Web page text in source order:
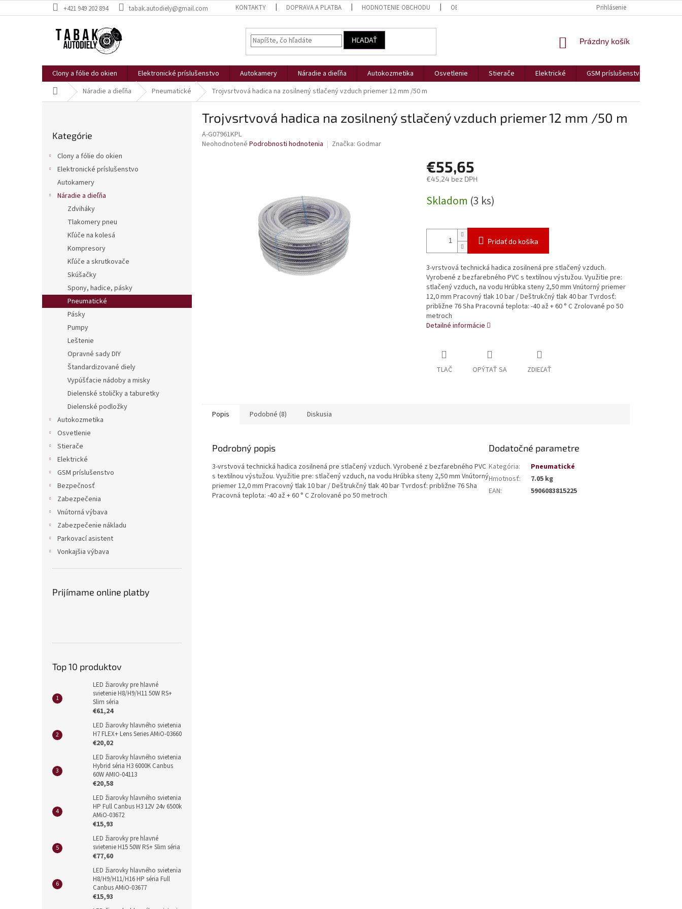
na
+421 949 202 894 tabak.autodiely@gmail.com KONTAKTY DOPRAVA A PLATBA HODNOTENIE OBCHODU OBCHODNÉ PODMIENKY REKLAMÁCIE A VRÁTENIAPrihlásenie
HĽADAŤ
NÁKUPNÝ
Prázdny košík
Clony a fólie do okien Elektronické príslušenstvo Autokamery Náradie a dieľňa Autokozmetika Osvetlenie Stierače Elektrické GSM príslušenstvo
DomovNáradie a dieľňa Pneumatické Trojvsrtvová hadica na zosilnený stlačený vzduch priemer 12 mm /50 m
kategórie
Kategórie
Clony a fólie do okien
Elektronické príslušenstvo
Autokamery
Náradie a dieľňa
Zdviháky
Tlakomery pneu
Kľúče na kolesá
Kompresory
Kľúče a skrutkovače
Skúšačky
Spony, hadice, pásky
Pneumatické
Pásky
Pumpy
Leštenie
Opravné sady DIY
Štandardizované diely
Vypúšťacie nádoby a misky
Dielenské stoličky a taburetky
Dielenské podložky
Autokozmetika
Osvetlenie
Stierače
Elektrické
GSM príslušenstvo
Bezpečnosť
Zabezpečenia
Vnútorná výbava
Zabezpečenie nákladu
Parkovací asistent
Vonkajšia výbava
Prijímame online platby
Top 10 produktov
LED žiarovky pre hlavné
svietenie H8/H9/H11 50W RS+
Slim séria
€61,24
LED žiarovky hlavného svietenia
H7 FLEX+ Lens Series AMiO-03660
€20,02
LED žiarovky hlavného svietenia
Hybrid séria H3 6000K Canbus
60W AMIO-04113
€20,58
LED žiarovky hlavného svietenia
HP Full Canbus H3 12V 24v 6500k
AMiO-03672
€15,93
LED žiarovky pre hlavné
svietenie H15 50W RS+ Slim séria
€77,60
LED žiarovky hlavného svietenia
H8/H9/H11/H16 HP séria Full
Canbus AMiO-03677
€15,93
Trojvsrtvová hadica na zosilnený stlačený vzduch priemer 12 mm /50 m
A-G07961KPL
Priemerné
Neohodnotené Podrobnosti hodnotenia Značka: Godmar
€55,65
€45,24 bez DPH
cena:
Skladom (3 ks)
Pridať do košíka
3-vrstvová technická hadica zosilnená pre stlačený vzduch.
Vyrobené z bezfarebného PVC s textilnou výstužou. Využitie pre:
stlačený vzduch, na vodu Hrúbka steny 2,50 mm Vnútorný priemer
12,0 mm Pracovný tlak 10 bar / Deštrukčný tlak 40 bar Tvrdosť:
približne 76 Sha Pracovná teplota: -40 až + 60 ° C Zrolované po 50
metroch
Detailné informácie
TLAČ OPÝTAŤ SA ZDIEĽAŤ
Popis Podobné (8) Diskusia
Podrobný popis
3-vrstvová technická hadica zosilnená pre stlačený vzduch. Vyrobené z bezfarebného PVC
s textilnou výstužou. Využitie pre: stlačený vzduch, na vodu Hrúbka steny 2,50 mm Vnútorný
priemer 12,0 mm Pracovný tlak 10 bar / Deštrukčný tlak 40 bar Tvrdosť: približne 76 Sha
Pracovná teplota: -40 až + 60 ° C Zrolované po 50 metroch
Dodatočné parametre
Kategória:
Pneumatické
Hmotnosť:
7.05 kg
EAN: 5906083815225